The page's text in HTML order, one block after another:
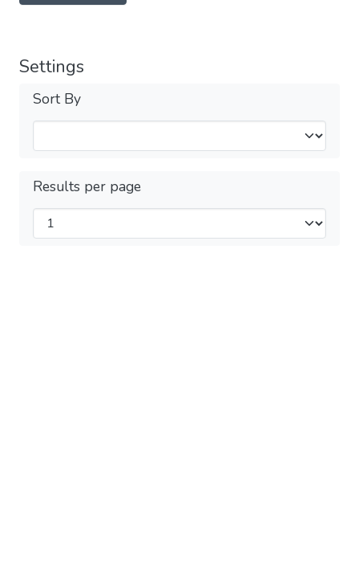
Settings
Sort By
Results per page